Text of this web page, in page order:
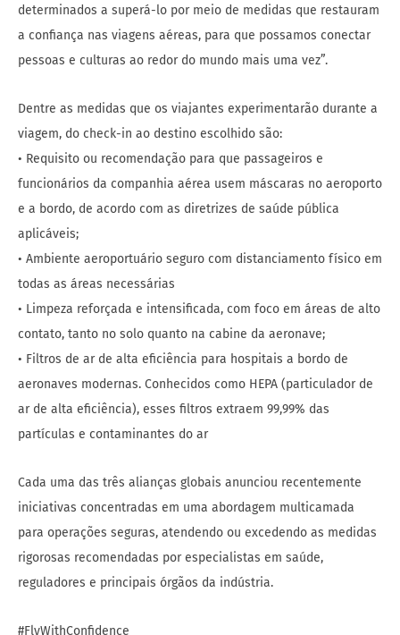
determinados a superá-lo por meio de medidas que restauram
a confiança nas viagens aéreas, para que possamos conectar
pessoas e culturas ao redor do mundo mais uma vez”.
Dentre as medidas que os viajantes experimentarão durante a
viagem, do check-in ao destino escolhido são:
• Requisito ou recomendação para que passageiros e
funcionários da companhia aérea usem máscaras no aeroporto
e a bordo, de acordo com as diretrizes de saúde pública
aplicáveis;
• Ambiente aeroportuário seguro com distanciamento físico em
todas as áreas necessárias
• Limpeza reforçada e intensificada, com foco em áreas de alto
contato, tanto no solo quanto na cabine da aeronave;
• Filtros de ar de alta eficiência para hospitais a bordo de
aeronaves modernas. Conhecidos como HEPA (particulador de
ar de alta eficiência), esses filtros extraem 99,99% das
partículas e contaminantes do ar
Cada uma das três alianças globais anunciou recentemente
iniciativas concentradas em uma abordagem multicamada
para operações seguras, atendendo ou excedendo as medidas
rigorosas recomendadas por especialistas em saúde,
reguladores e principais órgãos da indústria.
#FlyWithConfidence